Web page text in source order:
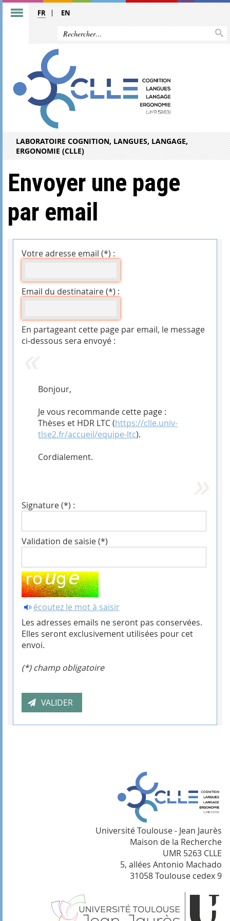
FR EN
LABORATOIRE COGNITION, LANGUES, LANGAGE,
ERGONOMIE (CLLE)
Envoyer une page
par email
Votre adresse email (*) :
Email du destinataire (*) :
En partageant cette page par email, le message
ci-dessous sera envoyé :
Bonjour,
Je vous recommande cette page :
Thèses et HDR LTC (https://clle.univ-
tlse2.fr/accueil/equipe-ltc).
Cordialement.
Signature (*) :
Validation de saisie (*)
écoutez le mot à saisir
Les adresses emails ne seront pas conservées.
Elles seront exclusivement utilisées pour cet
envoi.
(*) champ obligatoire
Université Toulouse - Jean Jaurès
Maison de la Recherche
UMR 5263 CLLE
5, allées Antonio Machado
31058 Toulouse cedex 9